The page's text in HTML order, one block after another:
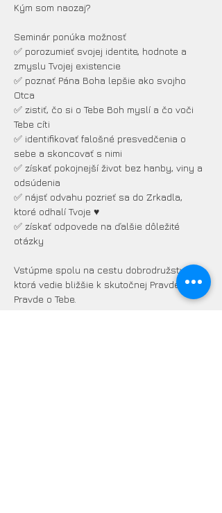
Kým som naozaj?
Seminár ponúka možnosť
✅ porozumieť svojej identite, hodnote a
zmyslu Tvojej existencie
✅ poznať Pána Boha lepšie ako svojho
Otca
✅ zistiť, čo si o Tebe Boh myslí a čo voči
Tebe cíti
✅ identifikovať falošné presvedčenia o
sebe a skoncovať s nimi
✅ získať pokojnejší život bez hanby, viny a
odsúdenia
✅ nájsť odvahu pozrieť sa do Zrkadla,
ktoré odhalí Tvoje ♥
✅ získať odpovede na ďalšie dôležité
otázky
Vstúpme spolu na cestu dobrodružstva,
ktorá vedie bližšie k skutočnej Pravde.
Pravde o Tebe.